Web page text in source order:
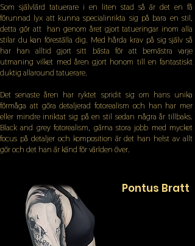
Som självlärd tatuerare i en liten stad så är det en få
förunnad lyx att kunna specialinrikta sig på bara en stil,
detta gör att han genom året gjort tatueringar inom alla
stilar du kan föreställa dig. Med hårda krav på sig själv så
har han alltid gjort sitt bästa för att bemästra varje
utmaning vilket med åren gjort honom till en fantastiskt
duktig allaround tatuerare.
Det senaste åren har ryktet spridit sig om hans unika
förmåga att göra detaljerad fotorealism och han har mer
eller mindre inriktat sig på en stil sedan några år tillbaks.
Black and grey fotorealism, gärna stora jobb med mycket
focus på detaljer och komposition är det han helst av allt
gör och det han är känd för världen över.
Pontus Bratt